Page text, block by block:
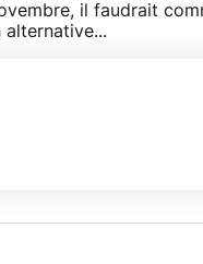
il faudrait
alternative...